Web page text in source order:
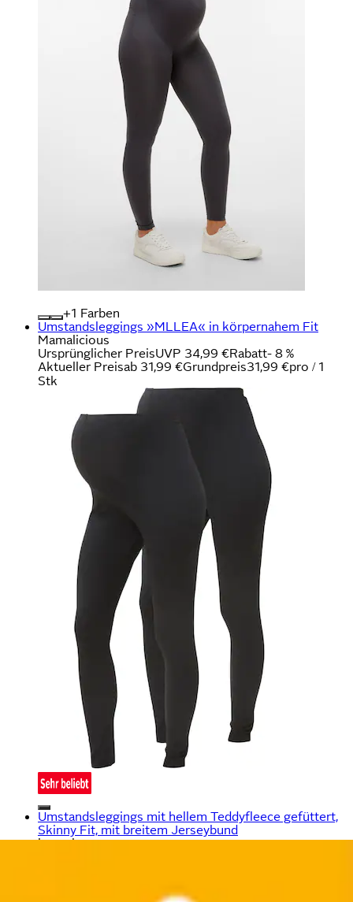
+
Farben
Umstandsleggings »MLLEA« in körpernahem Fit
Mamalicious
Ursprünglicher PreisUVP 34,99 €Rabatt- 8 %
Aktueller Preisab 31,99 €Grundpreis31,99 €pro / 1
Stk
Umstandsleggings mit hellem Teddyfleece gefüttert,
Skinny Fit, mit breitem Jerseybund
bonprix